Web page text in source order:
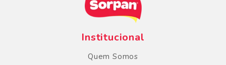
Institucional
Quem Somos